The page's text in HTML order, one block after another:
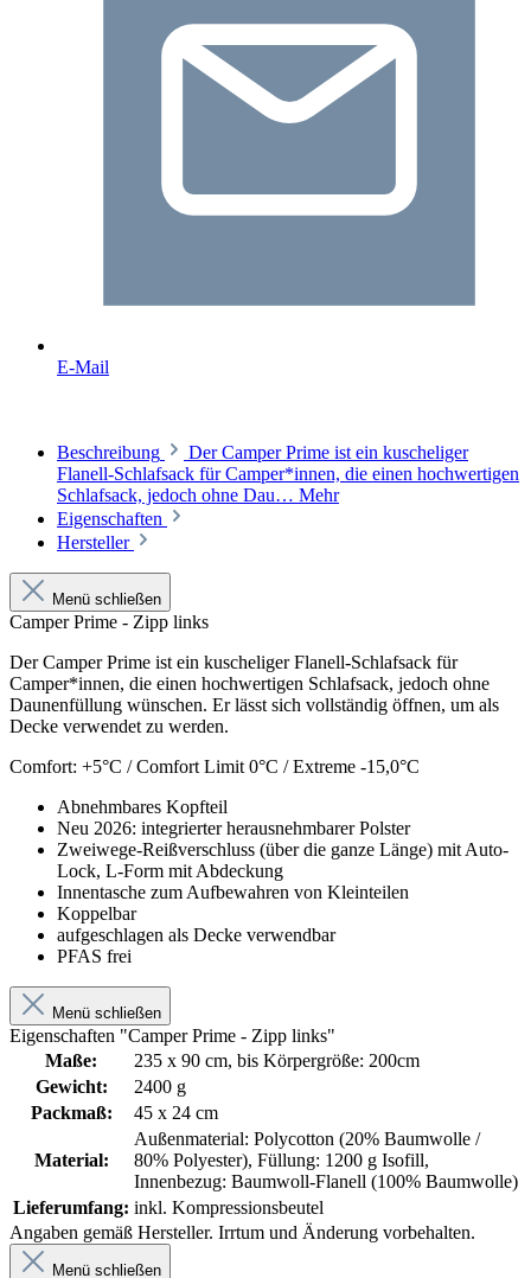
E-Mail
Beschreibung
Der Camper Prime ist ein kuscheliger
Flanell-Schlafsack für Camper*innen, die einen hochwertigen
Schlafsack, jedoch ohne Dau… Mehr
Eigenschaften
Hersteller
Menü schließen
Camper Prime - Zipp links
Der Camper Prime ist ein kuscheliger Flanell-Schlafsack für
Camper*innen, die einen hochwertigen Schlafsack, jedoch ohne
Daunenfüllung wünschen. Er lässt sich vollständig öffnen, um als
Decke verwendet zu werden.
Comfort: +5°C / Comfort Limit 0°C / Extreme -15,0°C
Abnehmbares Kopfteil
Neu 2026: integrierter herausnehmbarer Polster
Zweiwege-Reißverschluss (über die ganze Länge) mit Auto-
Lock, L-Form mit Abdeckung
Innentasche zum Aufbewahren von Kleinteilen
Koppelbar
aufgeschlagen als Decke verwendbar
PFAS frei
Menü schließen
Eigenschaften "Camper Prime - Zipp links"
Maße:
235 x 90 cm, bis Körpergröße: 200cm
Gewicht:
2400 g
Packmaß:
45 x 24 cm
Material:
Außenmaterial: Polycotton (20% Baumwolle /
80% Polyester), Füllung: 1200 g Isofill,
Innenbezug: Baumwoll-Flanell (100% Baumwolle)
Lieferumfang: inkl. Kompressionsbeutel
Angaben gemäß Hersteller. Irrtum und Änderung vorbehalten.
Menü schließen